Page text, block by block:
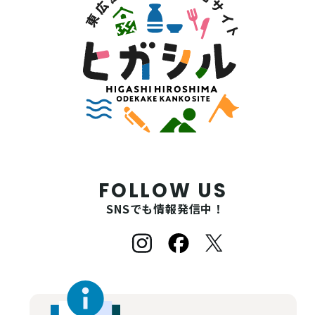
FOLLOW US
SNSでも情報発信中！